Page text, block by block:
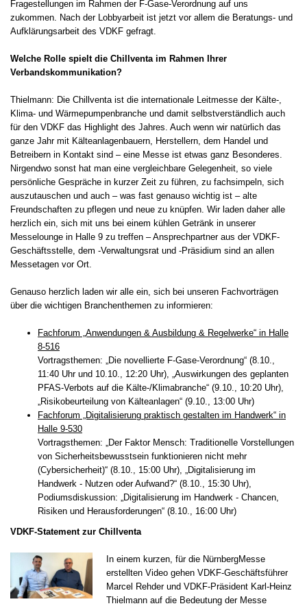
Fragestellungen im Rahmen der F-Gase-Verordnung auf uns
zukommen. Nach der Lobbyarbeit ist jetzt vor allem die Beratungs- und
Aufklärungsarbeit des VDKF gefragt.
Welche Rolle spielt die Chillventa im Rahmen Ihrer
Verbandskommunikation?
Thielmann: Die Chillventa ist die internationale Leitmesse der Kälte-,
Klima- und Wärmepumpenbranche und damit selbstverständlich auch
für den VDKF das Highlight des Jahres. Auch wenn wir natürlich das
ganze Jahr mit Kälteanlagenbauern, Herstellern, dem Handel und
Betreibern in Kontakt sind – eine Messe ist etwas ganz Besonderes.
Nirgendwo sonst hat man eine vergleichbare Gelegenheit, so viele
persönliche Gespräche in kurzer Zeit zu führen, zu fachsimpeln, sich
auszutauschen und auch – was fast genauso wichtig ist – alte
Freundschaften zu pflegen und neue zu knüpfen. Wir laden daher alle
herzlich ein, sich mit uns bei einem kühlen Getränk in unserer
Messelounge in Halle 9 zu treffen – Ansprechpartner aus der VDKF-
Geschäftsstelle, dem -Verwaltungsrat und -Präsidium sind an allen
Messetagen vor Ort.
Genauso herzlich laden wir alle ein, sich bei unseren Fachvorträgen
über die wichtigen Branchenthemen zu informieren:
Fachforum „Anwendungen & Ausbildung & Regelwerke“ in Halle
8-516
Vortragsthemen: „Die novellierte F-Gase-Verordnung“ (8.10.,
11:40 Uhr und 10.10., 12:20 Uhr), „Auswirkungen des geplanten
PFAS-Verbots auf die Kälte-/Klimabranche“ (9.10., 10:20 Uhr),
„Risikobeurteilung von Kälteanlagen“ (9.10., 13:00 Uhr)
Fachforum „Digitalisierung praktisch gestalten im Handwerk“ in
Halle 9-530
Vortragsthemen: „Der Faktor Mensch: Traditionelle Vorstellungen
von Sicherheitsbewusstsein funktionieren nicht mehr
(Cybersicherheit)“ (8.10., 15:00 Uhr), „Digitalisierung im
Handwerk - Nutzen oder Aufwand?“ (8.10., 15:30 Uhr),
Podiumsdiskussion: „Digitalisierung im Handwerk - Chancen,
Risiken und Herausforderungen“ (8.10., 16:00 Uhr)
VDKF-Statement zur Chillventa
In einem kurzen, für die NürnbergMesse
erstellten Video gehen VDKF-Geschäftsführer
Marcel Rehder und VDKF-Präsident Karl-Heinz
Thielmann auf die Bedeutung der Messe